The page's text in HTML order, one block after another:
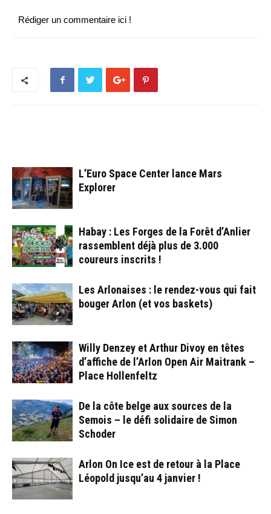
Rédiger un commentaire ici !
L’Euro Space Center lance Mars
Explorer
Habay : Les Forges de la Forêt d’Anlier
rassemblent déjà plus de 3.000
coureurs inscrits !
Les Arlonaises : le rendez-vous qui fait
bouger Arlon (et vos baskets)
Willy Denzey et Arthur Divoy en têtes
d’affiche de l’Arlon Open Air Maitrank –
Place Hollenfeltz
De la côte belge aux sources de la
Semois – le défi solidaire de Simon
Schoder
Arlon On Ice est de retour à la Place
Léopold jusqu’au 4 janvier !